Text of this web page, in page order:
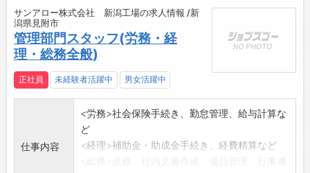
サンアロー株式会社 新潟工場の求人情報 /新
潟県見附市
管理部門スタッフ(労務・経
理・総務全般)
正社員 未経験者活躍中 男女活躍中
仕事内容
<労務>社会保険手続き、勤怠管理、給与計算な
ど
<経理>補助金・助成金手続き、経費精算など